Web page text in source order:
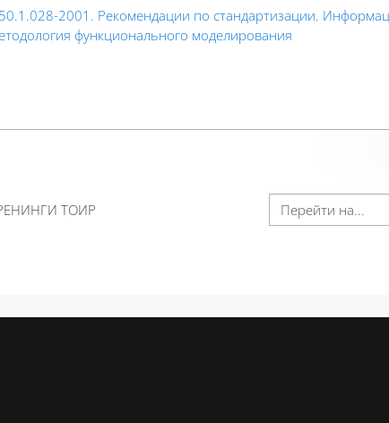
2001. Рекомендации по стандартизации.
функционального моделирования
ТОИР Перейти на...